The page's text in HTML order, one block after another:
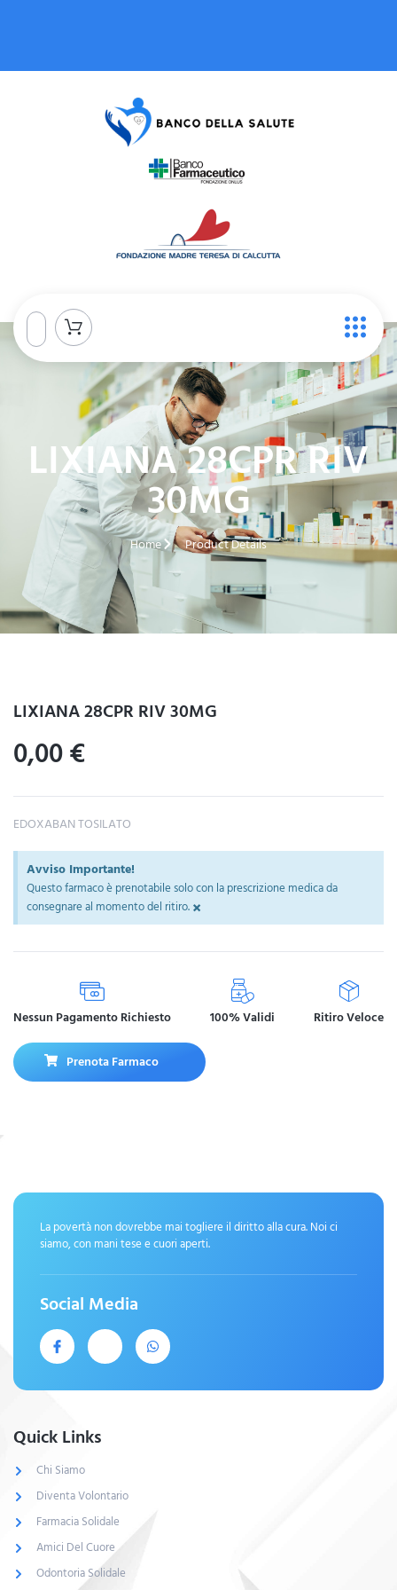
LIXIANA 28CPR RIV
30MG
Home Product Details
LIXIANA 28CPR RIV 30MG
0,00€
EDOXABAN TOSILATO
Avviso Importante!
Questo farmaco è prenotabile solo con la prescrizione medica da
consegnare al momento del ritiro.×
Nessun Pagamento Richiesto 100% Validi Ritiro Veloce
Prenota Farmaco
La povertà non dovrebbe mai togliere il diritto alla cura. Noi ci
siamo, con mani tese e cuori aperti.
Social Media
Quick Links
Chi Siamo
Diventa Volontario
Farmacia Solidale
Amici Del Cuore
Odontoria Solidale